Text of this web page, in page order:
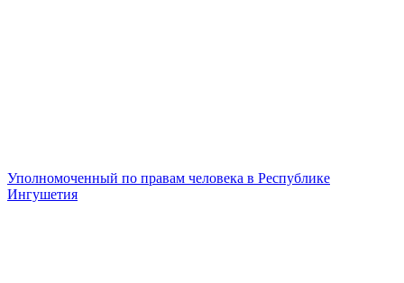
Уполномоченный по правам человека в Республике
Ингушетия